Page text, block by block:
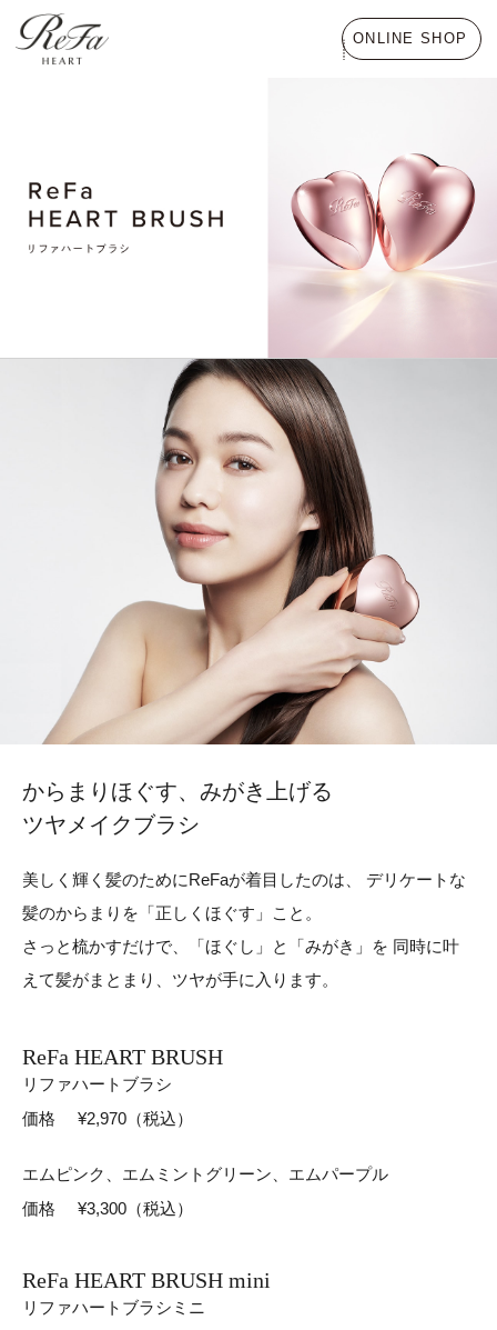
ONLINE SHOP
からまりほぐす、みがき上げる
ツヤメイクブラシ
美しく輝く髪のためにReFaが着目したのは、
デリケートな
髪のからまりを「正しくほぐす」こと。
さっと梳かすだけで、「ほぐし」と「みがき」を 同時に叶
えて髪がまとまり、ツヤが手に入ります。
ReFa HEART BRUSH
リファハートブラシ
価格 ¥2,970（税込）
エムピンク、エムミントグリーン、エムパープル
価格 ¥3,300（税込）
ReFa HEART BRUSH mini
リファハートブラシミニ